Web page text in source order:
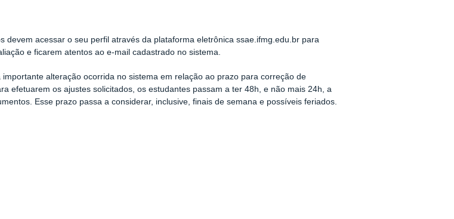
devem acessar o seu perfil através da plataforma eletrônica ssae.ifmg.edu.br para
e ficarem atentos ao e-mail cadastrado no sistema.
alteração ocorrida no sistema em relação ao prazo para correção de
efetuarem os ajustes solicitados, os estudantes passam a ter 48h, e não mais 24h, a
Esse prazo passa a considerar, inclusive, finais de semana e possíveis feriados.